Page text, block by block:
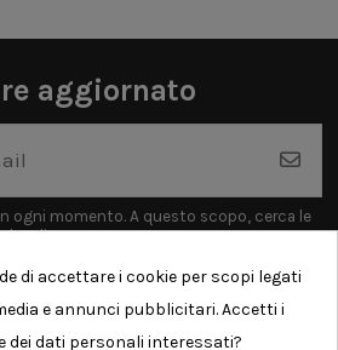
aggiornato
ogni momento. A questo scopo, cerca le
legali.
di accettare i cookie per scopi legati
e annunci pubblicitari. Accetti i
dei dati personali interessati?